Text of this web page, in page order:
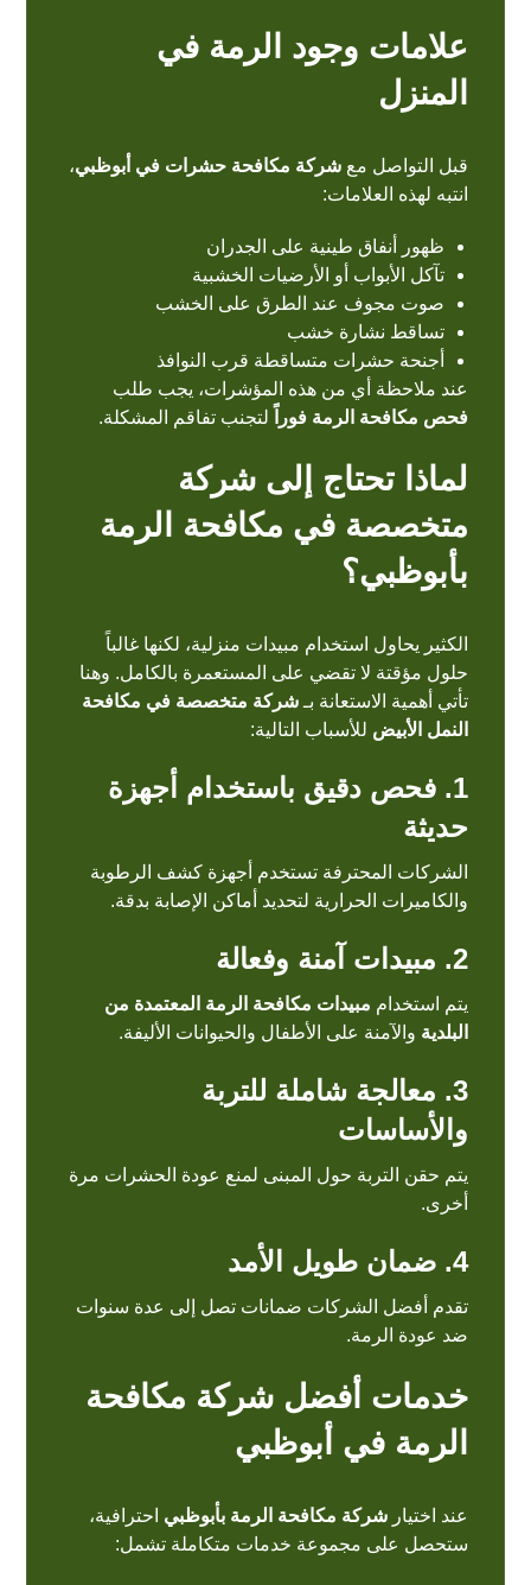
علامات وجود الرمة في
المنزل
قبل التواصل معشركة مكافحة حشرات في أبوظبي،
انتبه لهذه العلامات:
ظهور أنفاق طينية على الجدران
تآكل الأبواب أو الأرضيات الخشبية
صوت مجوف عند الطرق على الخشب
تساقط نشارة خشب
أجنحة حشرات متساقطة قرب النوافذ
عند ملاحظة أي من هذه المؤشرات، يجب طلب
فحص مكافحة الرمة فوراً
لتجنب تفاقم المشكلة.
لماذا تحتاج إلى شركة
متخصصة في مكافحة الرمة
بأبوظبي؟
الكثير يحاول استخدام مبيدات منزلية، لكنها غالباً
حلول مؤقتة لا تقضي على المستعمرة بالكامل. وهنا
تأتي أهمية الاستعانة بـشركة متخصصة في مكافحة
النمل الأبيض للأسباب التالية:
1. فحص دقيق باستخدام أجهزة
حديثة
الشركات المحترفة تستخدم أجهزة كشف الرطوبة
والكاميرات الحرارية لتحديد أماكن الإصابة بدقة.
2. مبيدات آمنة وفعالة
يتم استخدام مبيدات مكافحة الرمة المعتمدة من
البلدية والآمنة على الأطفال والحيوانات الأليفة.
3. معالجة شاملة للتربة
والأساسات
يتم حقن التربة حول المبنى لمنع عودة الحشرات مرة
أخرى.
4. ضمان طويل الأمد
تقدم أفضل الشركات ضمانات تصل إلى عدة سنوات
ضد عودة الرمة.
خدمات أفضل شركة مكافحة
الرمة في أبوظبي
عند اختيارشركة مكافحة الرمة بأبوظبي احترافية،
ستحصل على مجموعة خدمات متكاملة تشمل: